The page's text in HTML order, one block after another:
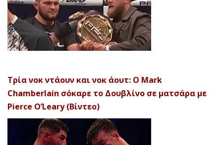
Τρία νοκ ντάουν και νοκ άουτ: Ο Mark
Chamberlain σόκαρε το Δουβλίνο σε ματσάρα με
Pierce O’Leary (Βίντεο)